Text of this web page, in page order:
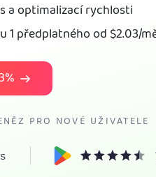
a optimalizací rychlosti
1 předplatného od$2.03/
PRO NOVÉ UŽIVATELE